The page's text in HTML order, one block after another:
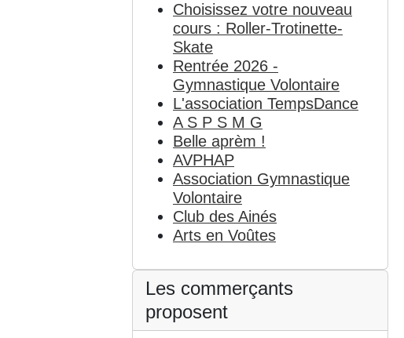
Choisissez votre nouveau
cours : Roller-Trotinette-
Skate
Rentrée 2026 -
Gymnastique Volontaire
L'association TempsDance
A S P S M G
Belle aprèm !
AVPHAP
Association Gymnastique
Volontaire
Club des Ainés
Arts en Voûtes
Les commerçants
proposent